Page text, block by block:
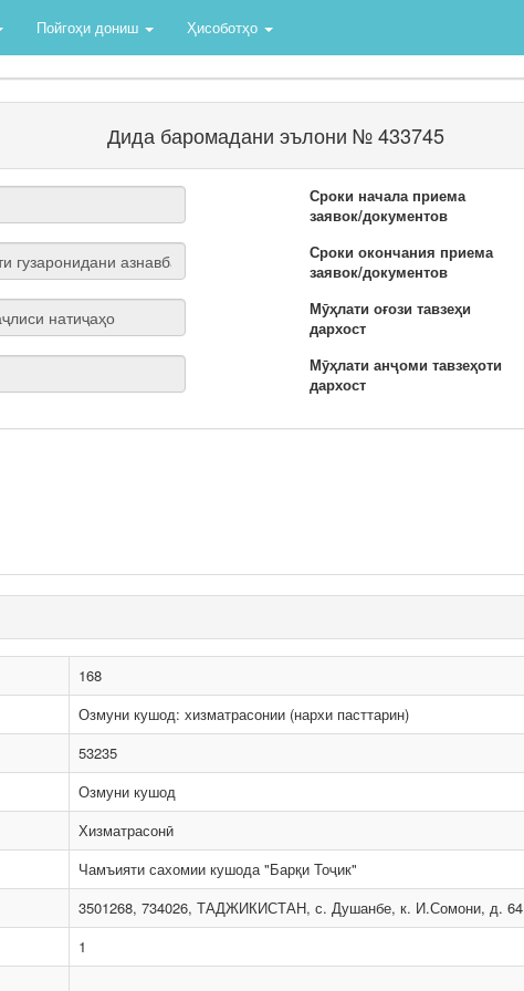
Пойгоҳи дониш Ҳисоботҳо
Дида баромадани эълони № 433745
Сроки начала приема
заявок/документов
Сроки окончания приема
заявок/документов
Мӯҳлати оғози тавзеҳи
дархост
Мӯҳлати анҷоми тавзеҳоти
дархост
168
Озмуни кушод: хизматрасонии (нархи пасттарин)
53235
Озмуни кушод
Хизматрасонӣ
Чамъияти сахомии кушода "Барқи Тоҷик"
3501268, 734026, ТАДЖИКИСТАН, с. Душанбе, к. И.Сомони, д.
1